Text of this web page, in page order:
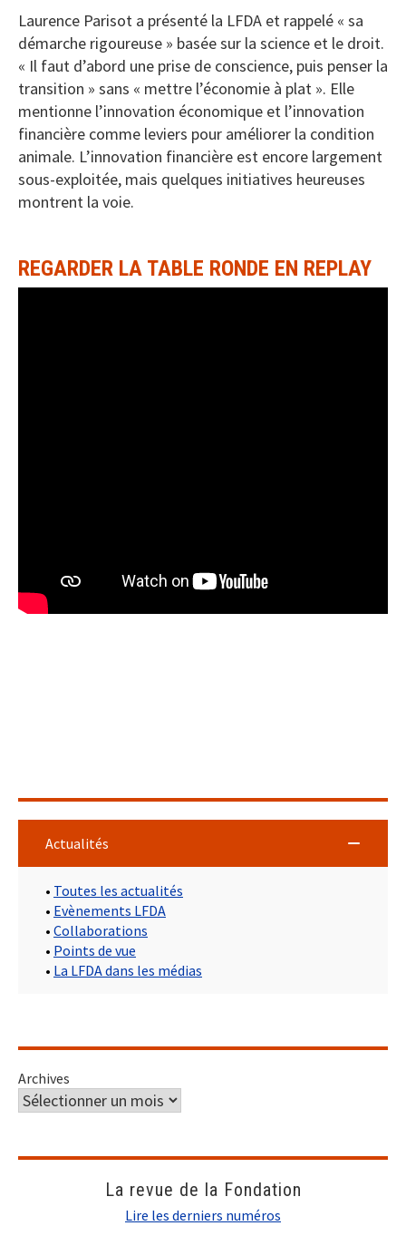
Laurence Parisot a présenté la LFDA et rappelé « sa
démarche rigoureuse » basée sur la science et le droit.
« Il faut d’abord une prise de conscience, puis penser la
transition » sans « mettre l’économie à plat ». Elle
mentionne l’innovation économique et l’innovation
financière comme leviers pour améliorer la condition
animale. L’innovation financière est encore largement
sous-exploitée, mais quelques initiatives heureuses
montrent la voie.
REGARDER LA TABLE RONDE EN REPLAY
Actualités
• Toutes les actualités
• Evènements LFDA
• Collaborations
• Points de vue
• La LFDA dans les médias
Archives
La revue de la Fondation
Lire les derniers numéros